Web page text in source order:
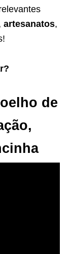
artesanatos,
de